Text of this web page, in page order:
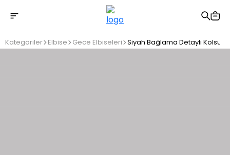
2500 TL üzeri ücretsiz kargo
Kategoriler Elbise Gece Elbiseleri Siyah Bağlama Detaylı Kolsuz